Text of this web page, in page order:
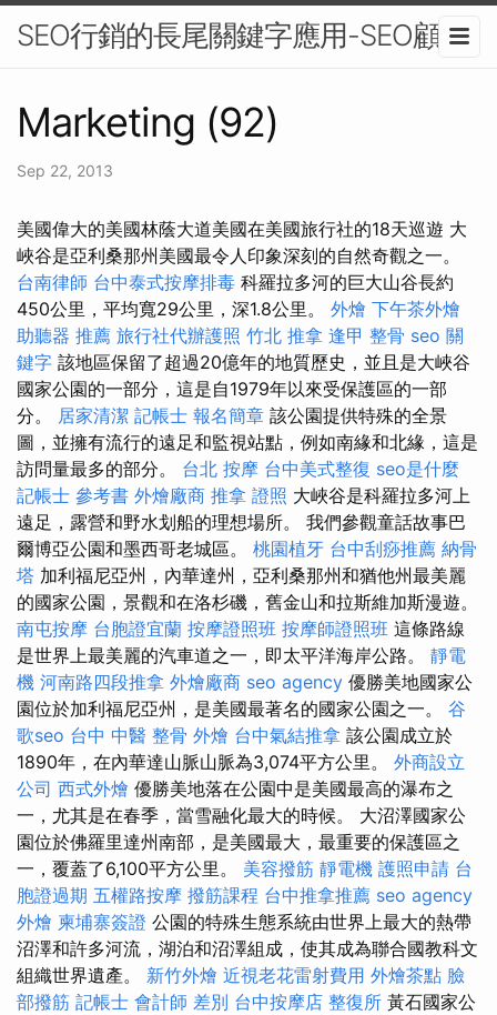
SEO行銷的長尾關鍵字應用-SEO顧問
Marketing (92)
Sep 22, 2013
美國偉大的美國林蔭大道美國在美國旅行社的18天巡遊 大
峽谷是亞利桑那州美國最令人印象深刻的自然奇觀之一。
台南律師 台中泰式按摩排毒 科羅拉多河的巨大山谷長約
450公里，平均寬29公里，深1.8公里。 外燴 下午茶外燴
助聽器 推薦 旅行社代辦護照 竹北 推拿 逢甲 整骨 seo 關
鍵字 該地區保留了超過20億年的地質歷史，並且是大峽谷
國家公園的一部分，這是自1979年以來受保護區的一部
分。 居家清潔 記帳士 報名簡章 該公園提供特殊的全景
圖，並擁有流行的遠足和監視站點，例如南緣和北緣，這是
訪問量最多的部分。 台北 按摩 台中美式整復 seo是什麼
記帳士 參考書 外燴廠商 推拿 證照 大峽谷是科羅拉多河上
遠足，露營和野水划船的理想場所。 我們參觀童話故事巴
爾博亞公園和墨西哥老城區。 桃園植牙 台中刮痧推薦 納骨
塔 加利福尼亞州，內華達州，亞利桑那州和猶他州最美麗
的國家公園，景觀和在洛杉磯，舊金山和拉斯維加斯漫遊。
南屯按摩 台胞證宜蘭 按摩證照班 按摩師證照班 這條路線
是世界上最美麗的汽車道之一，即太平洋海岸公路。 靜電
機 河南路四段推拿 外燴廠商 seo agency 優勝美地國家公
園位於加利福尼亞州，是美國最著名的國家公園之一。 谷
歌seo 台中 中醫 整骨 外燴 台中氣結推拿 該公園成立於
1890年，在內華達山脈山脈為3,074平方公里。 外商設立
公司 西式外燴 優勝美地落在公園中是美國最高的瀑布之
一，尤其是在春季，當雪融化最大的時候。 大沼澤國家公
園位於佛羅里達州南部，是美國最大，最重要的保護區之
一，覆蓋了6,100平方公里。 美容撥筋 靜電機 護照申請 台
胞證過期 五權路按摩 撥筋課程 台中推拿推薦 seo agency
外燴 柬埔寨簽證 公園的特殊生態系統由世界上最大的熱帶
沼澤和許多河流，湖泊和沼澤組成，使其成為聯合國教科文
組織世界遺產。 新竹外燴 近視老花雷射費用 外燴茶點 臉
部撥筋 記帳士 會計師 差別 台中按摩店 整復所 黃石國家公